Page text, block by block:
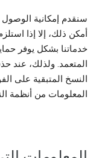
سنقدم إمكانية
أمكن ذلك، إلا إذا
خدماتنا بشكل يوفر
المتعمد. ولذلك، عند
النسخ المتبقية على
المعلومات من أنظمة